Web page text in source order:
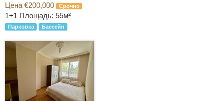
Цена €200,000
Срочно
1+1 Площадь: 55м²
Парковка Бассейн